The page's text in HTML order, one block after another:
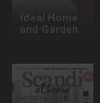
Ideal Home
and Garden